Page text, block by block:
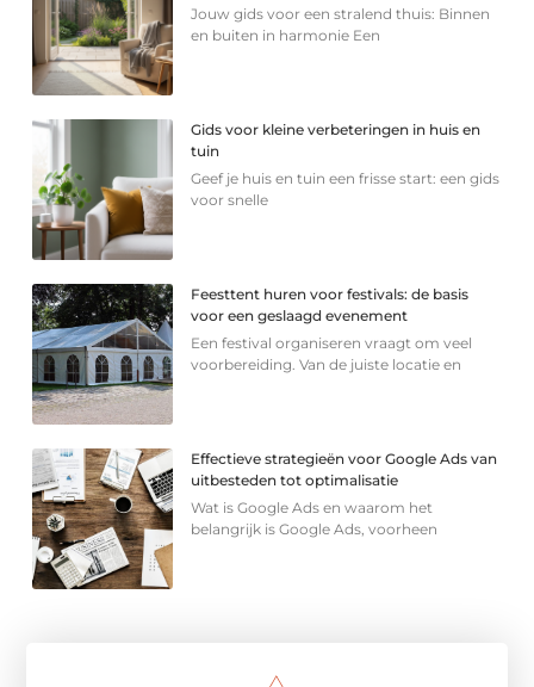
Jouw gids voor een stralend thuis: Binnen
en buiten in harmonie Een
Gids voor kleine verbeteringen in huis en
tuin
Geef je huis en tuin een frisse start: een gids
voor snelle
Feesttent huren voor festivals: de basis
voor een geslaagd evenement
Een festival organiseren vraagt om veel
voorbereiding. Van de juiste locatie en
Effectieve strategieën voor Google Ads van
uitbesteden tot optimalisatie
Wat is Google Ads en waarom het
belangrijk is Google Ads, voorheen